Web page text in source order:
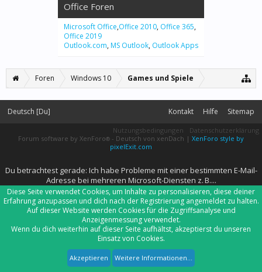
Office Foren
Microsoft Office,Office 2010, Office 365,
Office 2019
Outlook.com, MS Outlook, Outlook Apps
Foren Windows 10 Games und Spiele
Deutsch [Du] Kontakt Hilfe Sitemap
Nutzungsbedingungen
Datenschutzerklärung
Forum software by XenForo® - Deutsch von xenDach | XenForo style by
pixelExit.com
Du betrachtest gerade: Ich habe Probleme mit einer bestimmten E-Mail-
Adresse bei mehreren Microsoft-Diensten z. B....
Diese Seite verwendet Cookies, um Inhalte zu personalisieren, diese deiner
Erfahrung anzupassen und dich nach der Registrierung angemeldet zu halten.
Auf dieser Website werden Cookies für die Zugriffsanalyse und
Anzeigenmessung verwendet.
Wenn du dich weiterhin auf dieser Seite aufhältst, akzeptierst du unseren
Einsatz von Cookies.
Akzeptieren Weitere Informationen...